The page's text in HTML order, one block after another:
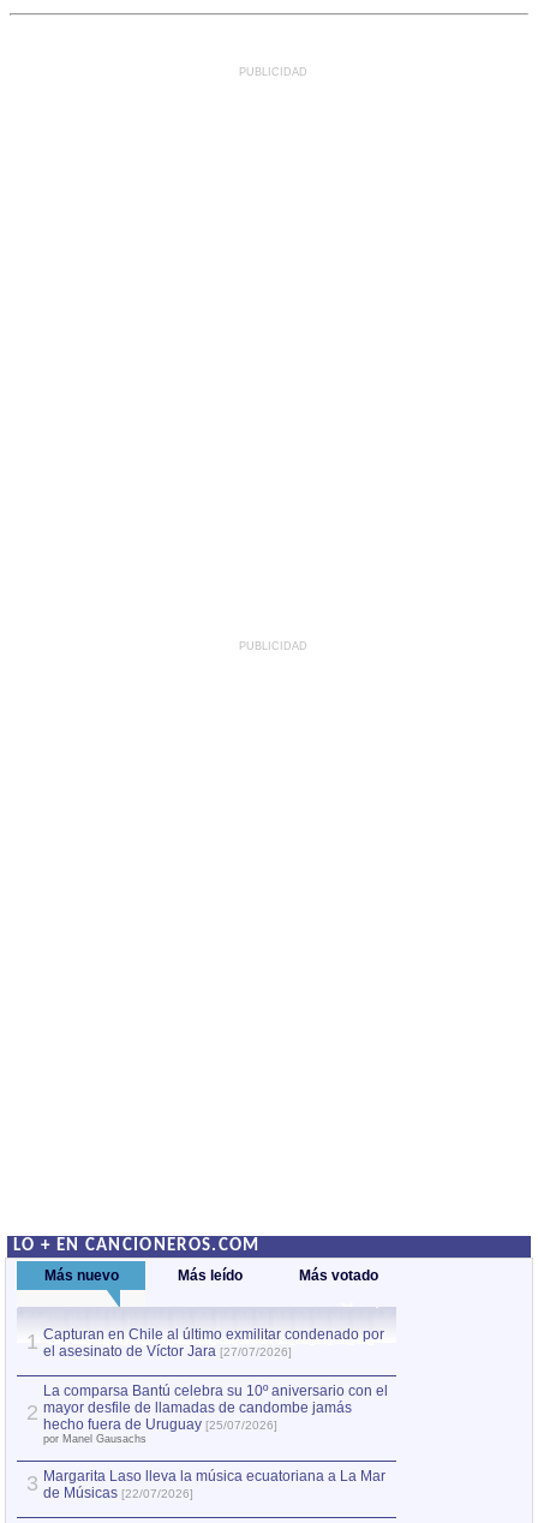
PUBLICIDAD
PUBLICIDAD
LO + EN CANCIONEROS.COM
Más nuevo Más leído Más votado
1 Capturan en Chile al último exmilitar condenado por
el asesinato de Víctor Jara [27/07/2026]
2
La comparsa Bantú celebra su 10º aniversario con el
mayor desfile de llamadas de candombe jamás
hecho fuera de Uruguay [25/07/2026]
por Manel Gausachs
3 Margarita Laso lleva la música ecuatoriana a La Mar
de Músicas [22/07/2026]